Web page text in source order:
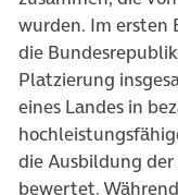
wurden. Im ersten
die
Platzierung
eines Landes in
die Ausbildung
bewertet.